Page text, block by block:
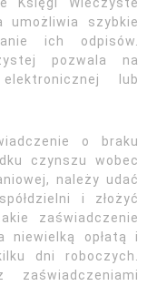
umożliwia szybkie
ich odpisów.
pozwala na
lub
o braku
czynszu wobec
należy udać
i złożyć
zaświadczenie
niewielką opłatą i
dni roboczych.